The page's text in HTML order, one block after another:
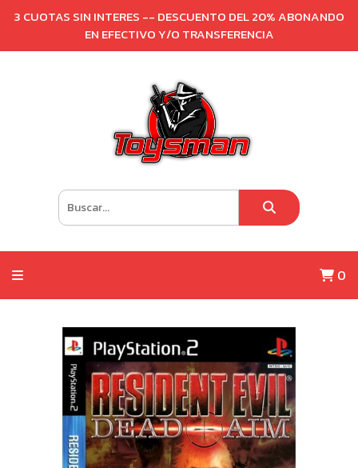
3 CUOTAS SIN INTERES -- DESCUENTO DEL 20% ABONANDO
EN EFECTIVO Y/O TRANSFERENCIA
0